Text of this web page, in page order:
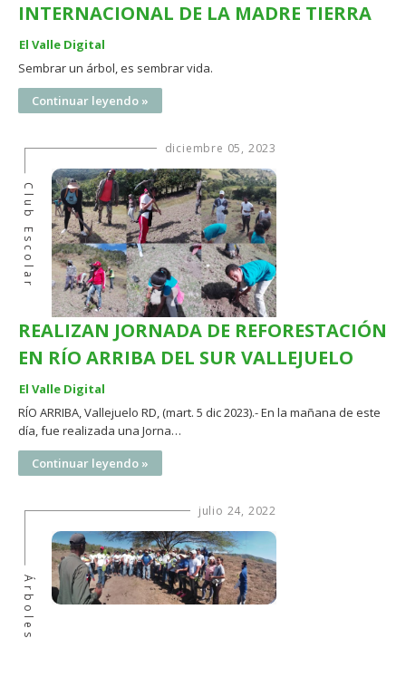
INTERNACIONAL DE LA MADRE TIERRA
El Valle Digital
Sembrar un árbol, es sembrar vida.
Continuar leyendo »
diciembre 05, 2023
Club Escolar
REALIZAN JORNADA DE REFORESTACIÓN
EN RÍO ARRIBA DEL SUR VALLEJUELO
El Valle Digital
RÍO ARRIBA, Vallejuelo RD, (mart. 5 dic 2023).- En la mañana de este
día, fue realizada una Jorna…
Continuar leyendo »
julio 24, 2022
Árboles